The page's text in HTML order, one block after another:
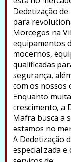
Dedetização
para
Morcegos na
equipamentos
modernos,
qualificadas
segurança,
com os nossos
Enquanto
crescimento, a
Mafra busca a
estamos no
A Dedetização
especializada e